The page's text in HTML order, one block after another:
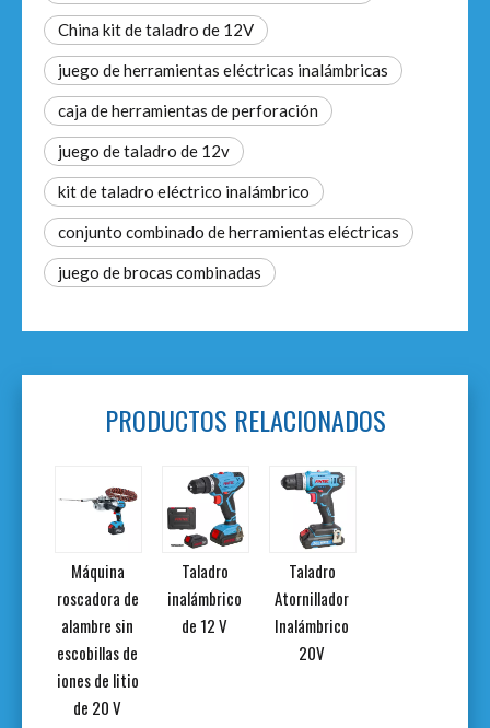
China kit de taladro de 12V
juego de herramientas eléctricas inalámbricas
caja de herramientas de perforación
juego de taladro de 12v
kit de taladro eléctrico inalámbrico
conjunto combinado de herramientas eléctricas
juego de brocas combinadas
PRODUCTOS RELACIONADOS
Máquina
roscadora de
alambre sin
escobillas de
iones de litio
de 20 V
Taladro
inalámbrico
de 12 V
Taladro
Atornillador
Inalámbrico
20V